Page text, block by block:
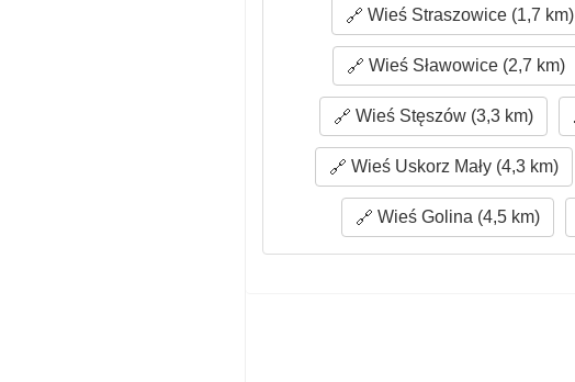
Wieś Straszowice (1,7 km)
Wieś Sławowice (2,7 km)
Wieś Stęszów (3,3 km)
Wieś Uskorz Mały (4,3 km)
Wieś Golina (4,5 km)